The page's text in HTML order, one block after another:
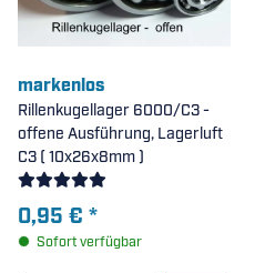
markenlos
Rillenkugellager 6000/C3 -
offene Ausführung, Lagerluft
C3 ( 10x26x8mm )
0,95 € *
Sofort verfügbar